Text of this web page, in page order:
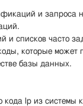
и запроса
и списков часто
которые
базы данных.
кода lp из системы